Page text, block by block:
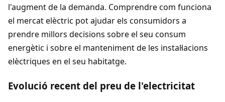
l'augment de la demanda. Comprendre com funciona
el mercat elèctric pot ajudar els consumidors a
prendre millors decisions sobre el seu consum
energètic i sobre el manteniment de les instal·lacions
elèctriques en el seu habitatge.
Evolució recent del preu de l'electricitat